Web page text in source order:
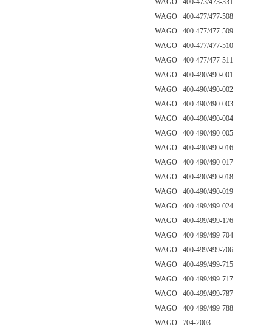
WAGO 400-473/473-331
WAGO 400-477/477-508
WAGO 400-477/477-509
WAGO 400-477/477-510
WAGO 400-477/477-511
WAGO 400-490/490-001
WAGO 400-490/490-002
WAGO 400-490/490-003
WAGO 400-490/490-004
WAGO 400-490/490-005
WAGO 400-490/490-016
WAGO 400-490/490-017
WAGO 400-490/490-018
WAGO 400-490/490-019
WAGO 400-499/499-024
WAGO 400-499/499-176
WAGO 400-499/499-704
WAGO 400-499/499-706
WAGO 400-499/499-715
WAGO 400-499/499-717
WAGO 400-499/499-787
WAGO 400-499/499-788
WAGO 704-2003